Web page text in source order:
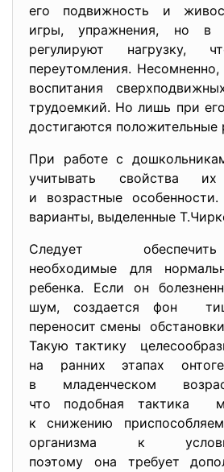
его подвижность и
игры, упражнения, но
регулируют нагрузку,
переутомления.
воспитания
трудоемкий. Но лишь при
достигаются положительные
При работе с
учитывать свойства их
и возрастные
варианты, выделенные
Следует
необходимые для
ребенка. Если он
шум, создается фон
переносит смены
Такую тактику
на ранних этапах
в младенческом
что подобная тактика
к снижению
организма к
поэтому она требует